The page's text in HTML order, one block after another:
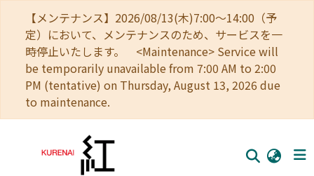
【メンテナンス】2026/08/13(木)7:00～14:00（予
定）において、メンテナンスのため、サービスを一
時停止いたします。 <Maintenance> Service will
be temporarily unavailable from 7:00 AM to 2:00
PM (tentative) on Thursday, August 13, 2026 due
to maintenance.